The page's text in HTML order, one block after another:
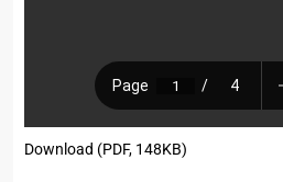
Download (PDF, 148KB)